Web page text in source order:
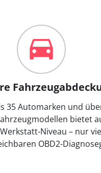
35 Automarken und
bietet
Niveau – nur
OBD2-